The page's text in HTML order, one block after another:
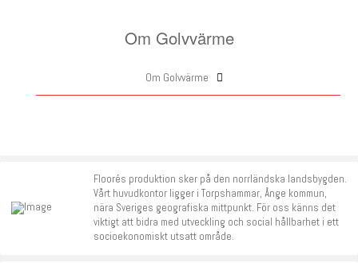
Om Golvvärme
Om Golvvärme
Floorés produktion sker på den norrländska landsbygden.
Vårt huvudkontor ligger i Torpshammar, Ånge kommun,
nära Sveriges geografiska mittpunkt. För oss känns det
viktigt att bidra med utveckling och social hållbarhet i ett
socioekonomiskt utsatt område.